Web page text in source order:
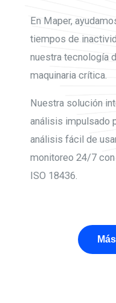
En Maper,
tiempos de
nuestra tecnología
maquinaria crítica.
Nuestra solución
análisis impulsado
análisis fácil de
monitoreo 24/7
ISO 18436.